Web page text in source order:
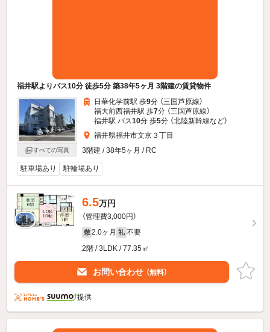
福井駅よりバス10分 徒歩5分 築38年5ヶ月 3階建の賃貸物件
すべての写真
日華化学前駅 歩9分 （三国芦原線）
福大前西福井駅 歩7分 （三国芦原線）
福井駅 バス10分 歩5分 （北陸新幹線など）
福井県福井市文京３丁目
3階建 / 38年5ヶ月 / RC
駐車場あり 駐輪場あり
6.5万円
（管理費3,000円）
敷 2.0ヶ月 礼 不要
2階 / 3LDK / 77.35㎡
お問い合わせ （無料）
提供